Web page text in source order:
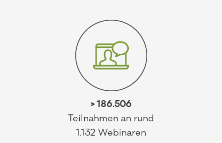
> 186.506
Teilnahmen an rund
1.132 Webinaren